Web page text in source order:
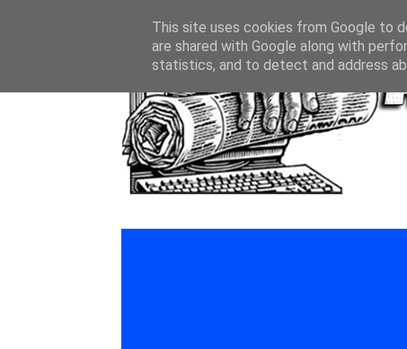
This site uses cookies from Google to
are shared with Google along with
statistics, and to detect and address